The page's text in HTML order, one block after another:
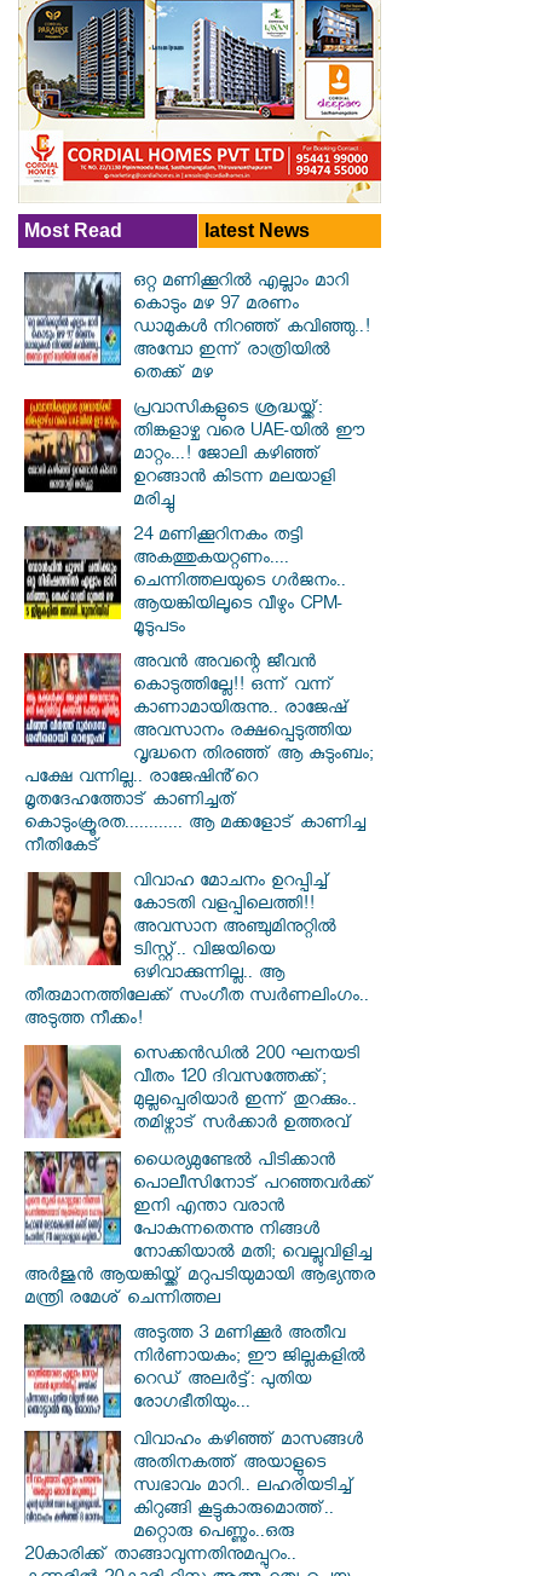
Most Read latest News
ഒറ്റ മണിക്കൂറിൽ എല്ലാം മാറി
കൊടും മഴ 97 മരണം
ഡാമുകൾ നിറഞ്ഞ് കവിഞ്ഞു..!
അമ്പോ ഇന്ന് രാത്രിയിൽ
തെക്ക് മഴ
പ്രവാസികളുടെ ശ്രദ്ധയ്ക്ക്:
തിങ്കളാഴ്ച വരെ UAE-യിൽ ഈ
മാറ്റം...! ജോലി കഴിഞ്ഞ്
ഉറങ്ങാൻ കിടന്ന മലയാളി
മരിച്ചു
24 മണിക്കൂറിനകം തട്ടി
അകത്തുകയറ്റണം....
ചെന്നിത്തലയുടെ ഗർജനം..
ആയങ്കിയിലൂടെ വീഴും CPM-
മൂടുപടം
അവൻ അവന്റെ ജീവൻ
കൊടുത്തില്ലേ!! ഒന്ന് വന്ന്
കാണാമായിരുന്നു.. രാജേഷ്
അവസാനം രക്ഷപ്പെടുത്തിയ
വൃദ്ധനെ തിരഞ്ഞ് ആ കുടുംബം;
പക്ഷേ വന്നില്ല.. രാജേഷിൻ്റെ
മൃതദേഹത്തോട് കാണിച്ചത്
കൊടുംക്രൂരത............ ആ മക്കളോട് കാണിച്ച
നീതികേട്
വിവാഹ മോചനം ഉറപ്പിച്ച്
കോടതി വളപ്പിലെത്തി!!
അവസാന അഞ്ചുമിനുറ്റിൽ
ട്വിസ്റ്റ്.. വിജയിയെ
ഒഴിവാക്കുന്നില്ല.. ആ
തീരുമാനത്തിലേക്ക് സംഗീത സ്വർണലിംഗം..
അടുത്ത നീക്കം!
സെക്കൻഡിൽ 200 ഘനയടി
വീതം 120 ദിവസത്തേക്ക്;
മുല്ലപ്പെരിയാർ ഇന്ന് തുറക്കും..
തമിഴ്നാട് സർക്കാർ ഉത്തരവ്
ധൈര്യമുണ്ടേൽ പിടിക്കാൻ
പൊലീസിനോട് പറഞ്ഞവർക്ക്
ഇനി എന്താ വരാൻ
പോകുന്നതെന്നു നിങ്ങൾ
നോക്കിയാൽ മതി; വെല്ലുവിളിച്ച
അർജുൻ ആയങ്കിയ്ക്ക് മറുപടിയുമായി ആഭ്യന്തര
മന്ത്രി രമേശ് ചെന്നിത്തല
അടുത്ത 3 മണിക്കൂർ അതീവ
നിർണായകം; ഈ ജില്ലകളിൽ
റെഡ് അലർട്ട്: പുതിയ
രോഗഭീതിയും...
വിവാഹം കഴിഞ്ഞ് മാസങ്ങൾ
അതിനകത്ത് അയാളുടെ
സ്വഭാവം മാറി.. ലഹരിയടിച്ച്
കിറുങ്ങി കൂട്ടുകാരുമൊത്ത്..
മറ്റൊരു പെണ്ണും..ഒരു
20കാരിക്ക് താങ്ങാവുന്നതിനുമപ്പുറം..